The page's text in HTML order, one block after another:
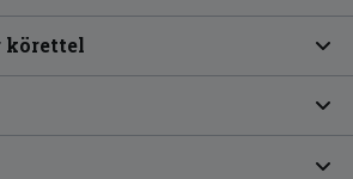
körettel